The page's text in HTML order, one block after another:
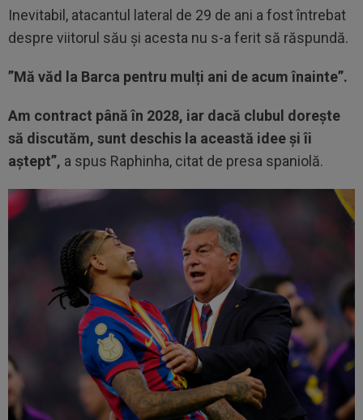
Inevitabil, atacantul lateral de 29 de ani a fost întrebat
despre viitorul său și acesta nu s-a ferit să răspundă.
”Mă văd la Barca pentru mulți ani de acum înainte”.
Am contract până în 2028, iar dacă clubul dorește
să discutăm, sunt deschis la această idee și îi
aștept”, a spus Raphinha, citat de presa spaniolă.